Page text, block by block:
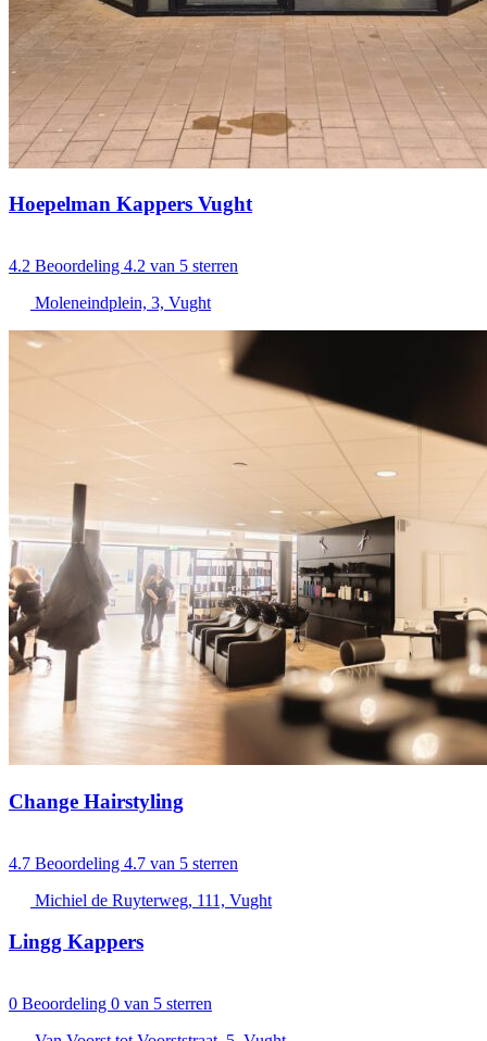
Hoepelman Kappers Vught
4.2 Beoordeling 4.2 van 5 sterren
Moleneindplein, 3, Vught
Change Hairstyling
4.7 Beoordeling 4.7 van 5 sterren
Michiel de Ruyterweg, 111, Vught
Lingg Kappers
0 Beoordeling 0 van 5 sterren